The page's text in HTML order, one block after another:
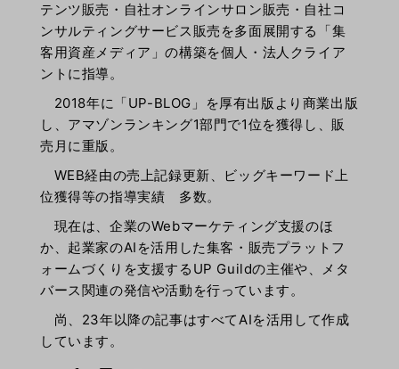
テンツ販売・自社オンラインサロン販売・自社コ
ンサルティングサービス販売を多面展開する「集
客用資産メディア」の構築を個人・法人クライア
ントに指導。
2018年に「UP-BLOG」を厚有出版より商業出版
し、アマゾンランキング1部門で1位を獲得し、販
売月に重版。
WEB経由の売上記録更新、ビッグキーワード上
位獲得等の指導実績 多数。
現在は、企業のWebマーケティング支援のほ
か、起業家のAIを活用した集客・販売プラットフ
ォームづくりを支援するUP Guildの主催や、メタ
バース関連の発信や活動を行っています。
尚、23年以降の記事はすべてAIを活用して作成
しています。